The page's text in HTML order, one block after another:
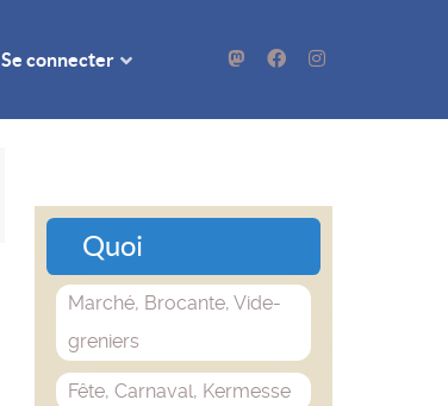
Se connecter
Quoi
Marché, Brocante, Vide-
greniers
Fête, Carnaval, Kermesse